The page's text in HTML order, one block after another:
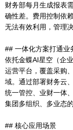
财务部每月生成报表
确性差。费用控制依
无法有效利用，管理
## 一体化方案打通业
依托金蝶AI星空（企
运营平台，覆盖采购
域。通过部署财务云
统一管控、业财一体
集团多组织、多业态
## 核心应用场景